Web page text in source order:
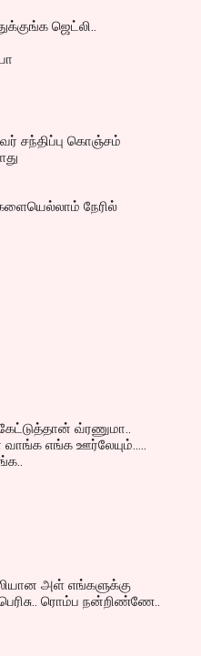
ஜெட்லி..
சந்திப்பு கொஞ்சம்
நேரில்
வ்ரணுமா..
எங்க ஊர்லேயும்.....
அள் எங்களுக்கு
ரொம்ப நன்றிண்ணே..